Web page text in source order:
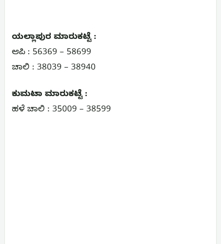
ಯಲ್ಲಾಪುರ ಮಾರುಕಟ್ಟೆ :
ಆಪಿ : 56369 – 58699
ಚಾಲಿ : 38039 – 38940
ಕುಮಟಾ ಮಾರುಕಟ್ಟೆ :
ಹಳೆ ಚಾಲಿ : 35009 – 38599